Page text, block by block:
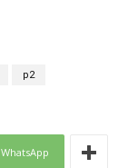
p2
WhatsApp